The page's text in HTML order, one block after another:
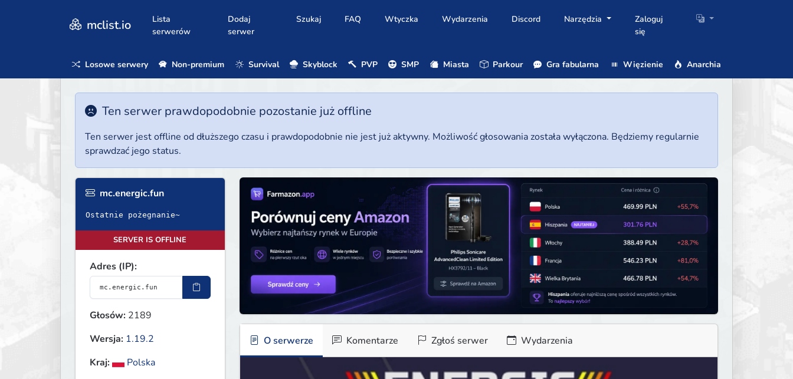
mclist.io
Lista
serwerów
Dodaj
serwer
Szukaj FAQ Wtyczka Wydarzenia Discord Narzędzia
Zaloguj
się
Losowe serwery Non-premium Survival Skyblock PVP SMP Miasta Parkour Gra fabularna Więzienie Anarchia
Ten serwer prawdopodobnie pozostanie już offline
Ten serwer jest offline od dłuższego czasu i prawdopodobnie nie jest już aktywny. Możliwość głosowania została wyłączona. Będziemy regularnie
sprawdzać jego status.
mc.energic.fun
Ostatnie pożegnanie~
SERVER IS OFFLINE
Adres (IP):
Głosów: 2189
Wersja: 1.19.2
Kraj:
Polska
O serwerze Komentarze Zgłoś serwer Wydarzenia